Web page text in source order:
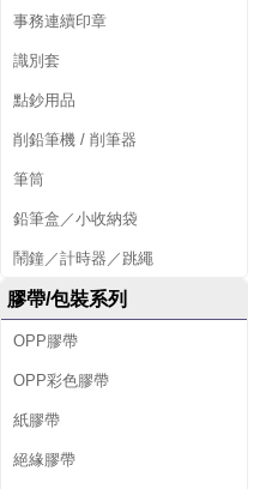
事務連續印章
識別套
點鈔用品
削鉛筆機 / 削筆器
筆筒
鉛筆盒／小收納袋
鬧鐘／計時器／跳繩
膠帶/包裝系列
OPP膠帶
OPP彩色膠帶
紙膠帶
絕緣膠帶